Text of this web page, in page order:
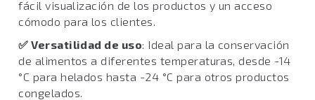
fácil visualización de los productos y un acceso
cómodo para los clientes.
✅Versatilidad de uso: Ideal para la conservación
de alimentos a diferentes temperaturas, desde -14
°C para helados hasta -24 °C para otros productos
congelados.